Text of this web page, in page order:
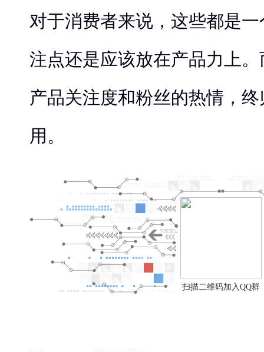
对于消费者来说，这些都是
注点还是应该放在产品力上
产品关注度和粉丝的热情，
用。
扫描二维码加入QQ群